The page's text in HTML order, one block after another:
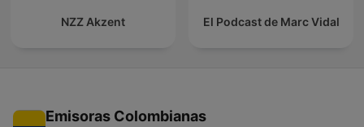
NZZ Akzent El Podcast de Marc Vidal
Emisoras Colombianas